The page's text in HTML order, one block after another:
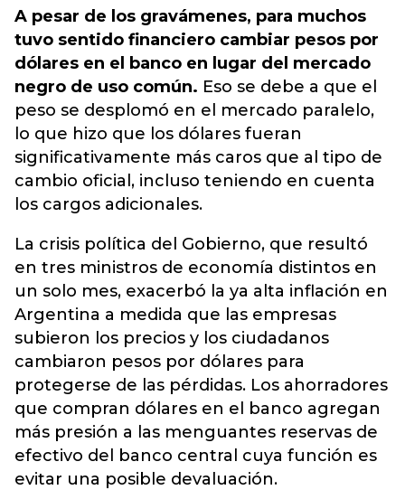
A pesar de los gravámenes, para muchos
tuvo sentido financiero cambiar pesos por
dólares en el banco en lugar del mercado
negro de uso común. Eso se debe a que el
peso se desplomó en el mercado paralelo,
lo que hizo que los dólares fueran
significativamente más caros que al tipo de
cambio oficial, incluso teniendo en cuenta
los cargos adicionales.
La crisis política del Gobierno, que resultó
en tres ministros de economía distintos en
un solo mes, exacerbó la ya alta inflación en
Argentina a medida que las empresas
subieron los precios y los ciudadanos
cambiaron pesos por dólares para
protegerse de las pérdidas. Los ahorradores
que compran dólares en el banco agregan
más presión a las menguantes reservas de
efectivo del banco central cuya función es
evitar una posible devaluación.